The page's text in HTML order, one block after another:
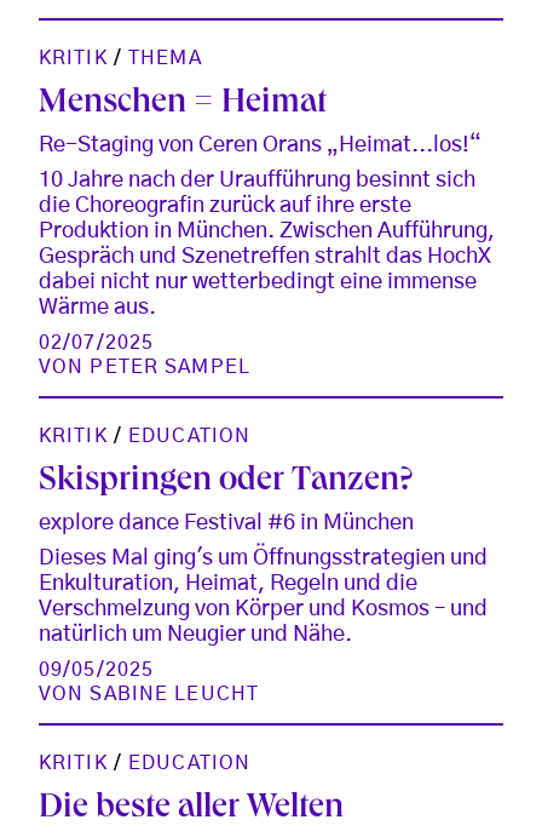
KRITIK / THEMA
Menschen = Heimat
Re-Staging von Ceren Orans „Heimat...los!“
10 Jahre nach der Uraufführung besinnt sich
die Choreografin zurück auf ihre erste
Produktion in München. Zwischen Aufführung,
Gespräch und Szenetreffen strahlt das HochX
dabei nicht nur wetterbedingt eine immense
Wärme aus.
02/07/2025
VON
PETER SAMPEL
KRITIK / EDUCATION
Skispringen oder Tanzen?
explore dance Festival #6 in München
Dieses Mal ging's um Öffnungsstrategien und
Enkulturation, Heimat, Regeln und die
Verschmelzung von Körper und Kosmos – und
natürlich um Neugier und Nähe.
09/05/2025
VONSABINE LEUCHT
KRITIK / EDUCATION
Die beste aller Welten